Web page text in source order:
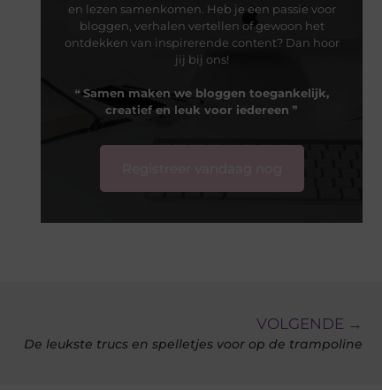
en lezen samenkomen. Heb je een passie voor
bloggen, verhalen vertellen of gewoon het
ontdekken van inspirerende content? Dan hoor
jij bij ons!
❝ Samen maken we bloggen toegankelijk,
creatief en leuk voor iedereen ❞
VOLGENDE →
De leukste trucs en spelletjes voor op de trampoline